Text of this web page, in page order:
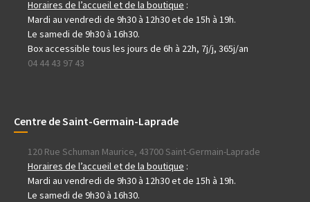
Horaires de l’accueil et de la boutique :
Mardi au vendredi de 9h30 à 12h30 et de 15h à 19h.
Le samedi de 9h30 à 16h30.
Box accessible tous les jours de 6h à 22h, 7j/j, 365j/an
04 44 43 97 43
Centre de Saint-Germain-Laprade
120 Rue Schuman Maurice, 43700 Saint-Germain-Laprade
Horaires de l’accueil et de la boutique :
Mardi au vendredi de 9h30 à 12h30 et de 15h à 19h.
Le samedi de 9h30 à 16h30.